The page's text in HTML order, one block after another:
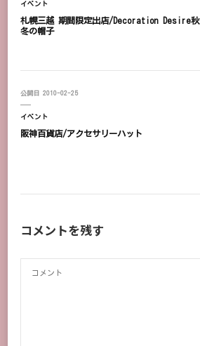
イベント
札幌三越 期間限定出店/Decoration Desire秋
冬の帽子
公開日 2010-02-25
イベント
阪神百貨店/アクセサリーハット
コメントを残す